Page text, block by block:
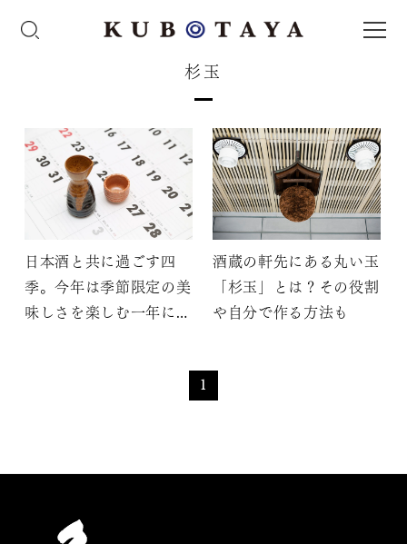
杉玉
日本酒と共に過ごす四
季。今年は季節限定の美
味しさを楽しむ一年にし
酒蔵の軒先にある丸い玉
「杉玉」とは？その役割
や自分で作る方法も
1